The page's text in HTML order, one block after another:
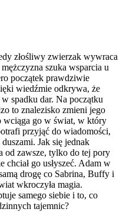
złośliwy zwierzak wywraca
szuka wsparcia u
początek prawdziwie
wiedźmie odkrywa, że
w spadku dar. Na początku
to znalezisko zmieni jego
wciąga go w świat, w który
przyjąć do wiadomości,
Jak się jednak
od zawsze, tylko do tej pory
chciał go usłyszeć. Adam w
drogę co Sabrina, Buffy i
wkroczyła magia.
samego siebie i to, co
tajemnic?